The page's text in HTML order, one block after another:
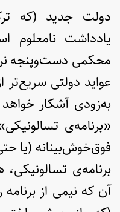
دولت جدید (که
یادداشت نامعلوم
محکمی دست‌وپنجه
عواید دولتی سریع‌تر
به‌زودی آشکار
«برنامه‌ی
فوق‌خوش‌بینانه (یا
برنامه‌ی
آن که نیمی از برنامه